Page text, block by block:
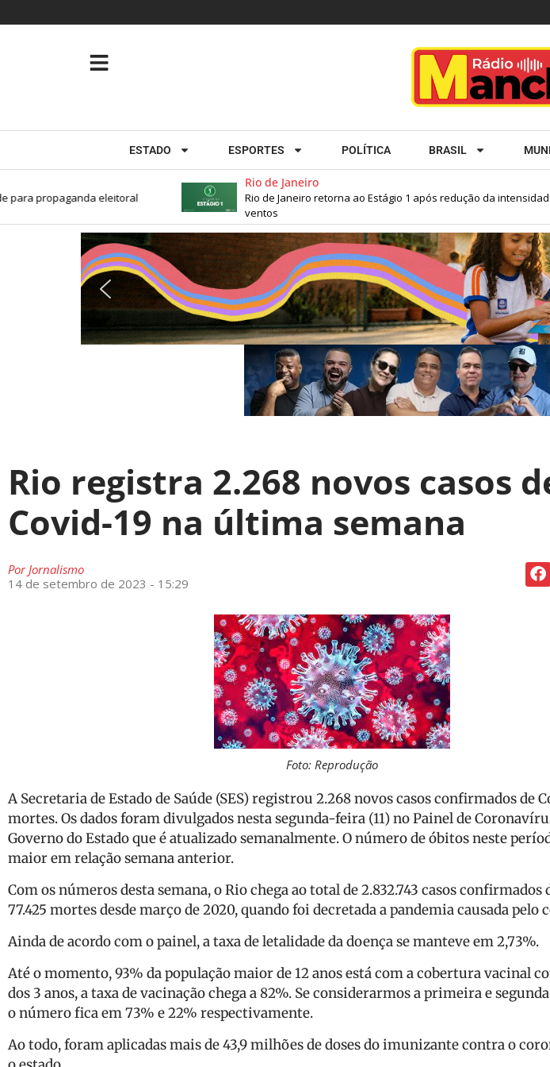
ESTADO ESPORTES POLÍTICA BRASIL
Rio de Janeiro
Rio de Janeiro retorna ao Estágio 1 após redução da intensidade
ventos
propaganda eleitoral
Rio registra 2.268 novos casos
Covid-19 na última semana
PorJornalismo
14 de setembro de 2023 - 15:29
Foto: Reprodução
A Secretaria de Estado de Saúde (SES) registrou 2.268 novos casos confirmados de
mortes. Os dados foram divulgados nesta segunda-feira (11) no Painel de
Governo do Estado que é atualizado semanalmente. O número de óbitos neste
maior em relação semana anterior.
Com os números desta semana, o Rio chega ao total de 2.832.743 casos confirmados
77.425 mortes desde março de 2020, quando foi decretada a pandemia causada pelo
Ainda de acordo com o painel, a taxa de letalidade da doença se manteve em 2,73%.
Até o momento, 93% da população maior de 12 anos está com a cobertura vacinal
dos 3 anos, a taxa de vacinação chega a 82%. Se considerarmos a primeira e
o número fica em 73% e 22% respectivamente.
Ao todo, foram aplicadas mais de 43,9 milhões de doses do imunizante contra o